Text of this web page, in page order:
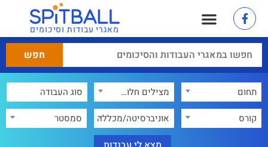
מאגרי עבודות וסיכומים
תחום
מצילים חלופיים
קורס
אוניברסיטה/מכללה סמסטר